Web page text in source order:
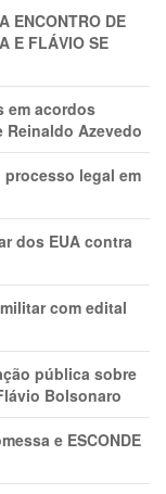
ENCONTRO DE
E FLÁVIO SE
em acordos
Azevedo
legal em
dos EUA contra
com edital
pública sobre
Bolsonaro
e ESCONDE